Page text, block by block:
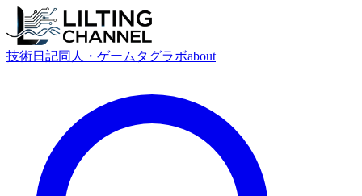
技術日記同人・ゲーム タグラボabout